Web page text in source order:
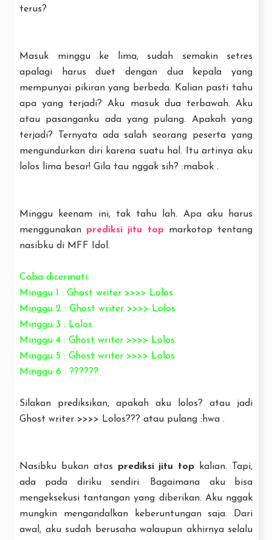
terus?
Masuk minggu ke lima, sudah semakin setres
apalagi harus duet dengan dua kepala yang
mempunyai pikiran yang berbeda. Kalian pasti tahu
apa yang terjadi? Aku masuk dua terbawah. Aku
atau pasanganku ada yang pulang. Apakah yang
terjadi? Ternyata ada salah seorang peserta yang
mengundurkan diri karena suatu hal. Itu artinya aku
lolos lima besar! Gila tau nggak sih? :mabok .
Minggu keenam ini, tak tahu lah. Apa aku harus
menggunakan prediksi jitu topmarkotop tentang
nasibku di MFF Idol.
Coba dicermati:
Minggu 1 : Ghost writer >>>> Lolos
Minggu 2 : Ghost writer >>>> Lolos
Minggu 3 : Lolos
Minggu 4 : Ghost writer >>>> Lolos
Minggu 5 : Ghost writer >>>> Lolos
Minggu 6 : ??????
Silakan prediksikan, apakah aku lolos? atau jadi
Ghost writer >>>> Lolos??? atau pulang :hwa .
Nasibku bukan atas prediksi jitu top kalian. Tapi,
ada pada diriku sendiri. Bagaimana aku bisa
mengeksekusi tantangan yang diberikan. Aku nggak
mungkin mengandalkan keberuntungan saja. Dari
awal, aku sudah berusaha walaupun akhirnya selalu